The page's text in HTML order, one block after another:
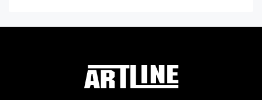
дюймів здійснюється в будь-яке місто України.
Замовити моноблок 23.8 дюймів можна на нашому